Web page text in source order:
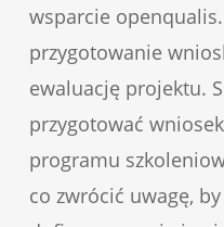
wsparcie
przygotowanie
ewaluację projektu.
przygotować
programu
co zwrócić uwagę,